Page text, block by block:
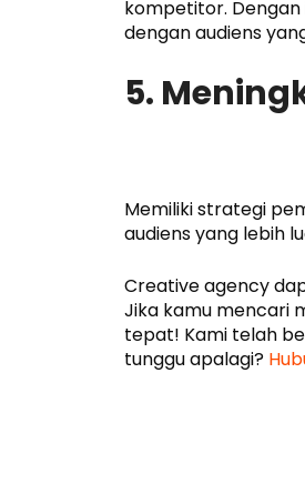
kompetitor.
dengan audiens
5.
Memiliki strategi
audiens yang lebih
Creative agency
Jika kamu mencari
tepat! Kami telah
tunggu apalagi?